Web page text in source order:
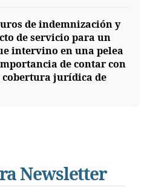
de indemnización y
de servicio para un
intervino en una pelea
de contar con
cobertura jurídica de
Newsletter